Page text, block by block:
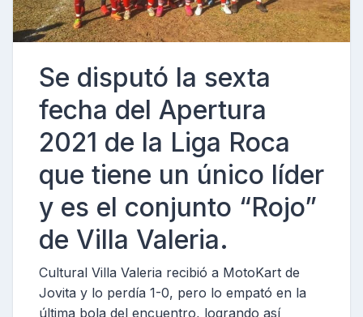
Se disputó la sexta
fecha del Apertura
2021 de la Liga Roca
que tiene un único líder
y es el conjunto “Rojo”
de Villa Valeria.
Cultural Villa Valeria recibió a MotoKart de
Jovita y lo perdía 1-0, pero lo empató en la
última bola del encuentro, logrando así